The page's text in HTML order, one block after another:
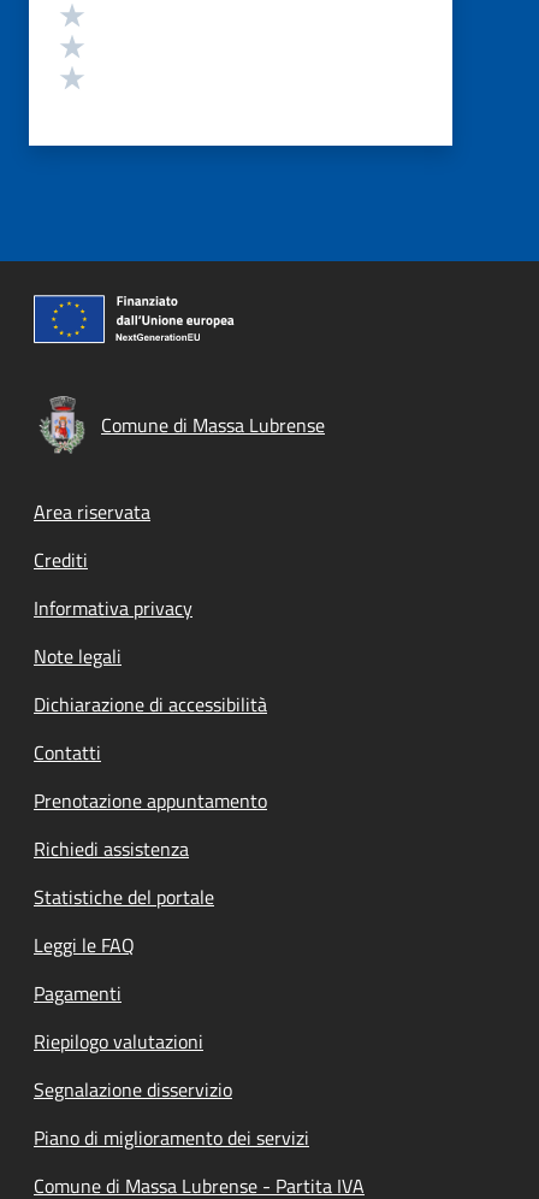
Comune di Massa Lubrense
Footer menu
Area riservata
Crediti
Informativa privacy
Note legali
Dichiarazione di accessibilità
Contatti
Prenotazione appuntamento
Richiedi assistenza
Statistiche del portale
Leggi le FAQ
Pagamenti
Riepilogo valutazioni
Segnalazione disservizio
Piano di miglioramento dei servizi
Comune di Massa Lubrense - Partita IVA